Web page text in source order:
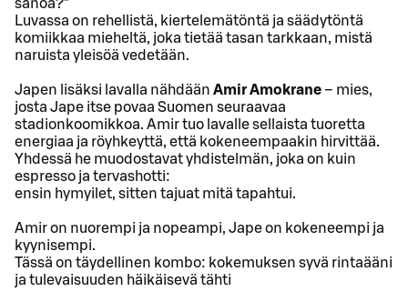
sanoa?”
Luvassa on rehellistä, kiertelemätöntä ja säädytöntä
komiikkaa mieheltä, joka tietää tasan tarkkaan, mistä
naruista yleisöä vedetään.
Japen lisäksi lavalla nähdään Amir Amokrane – mies,
josta Jape itse povaa Suomen seuraavaa
stadionkoomikkoa. Amir tuo lavalle sellaista tuoretta
energiaa ja röyhkeyttä, että kokeneempaakin hirvittää.
Yhdessä he muodostavat yhdistelmän, joka on kuin
espresso ja tervashotti:
ensin hymyilet, sitten tajuat mitä tapahtui.
Amir on nuorempi ja nopeampi, Jape on kokeneempi ja
kyynisempi.
Tässä on täydellinen kombo: kokemuksen syvä rintaääni
ja tulevaisuuden häikäisevä tähti